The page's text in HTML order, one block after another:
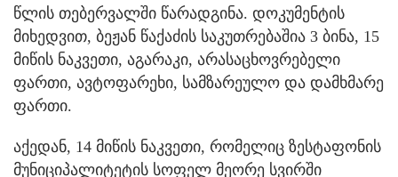
წლის თებერვალში წარადგინა. დოკუმენტის
მიხედვით, ბეჟან წაქაძის საკუთრებაშია 3 ბინა, 15
მიწის ნაკვეთი, აგარაკი, არასაცხოვრებელი
ფართი, ავტოფარეხი, სამზარეულო და დამხმარე
ფართი.
აქედან, 14 მიწის ნაკვეთი, რომელიც ზესტაფონის
მუნიციპალიტეტის სოფელ მეორე სვირში